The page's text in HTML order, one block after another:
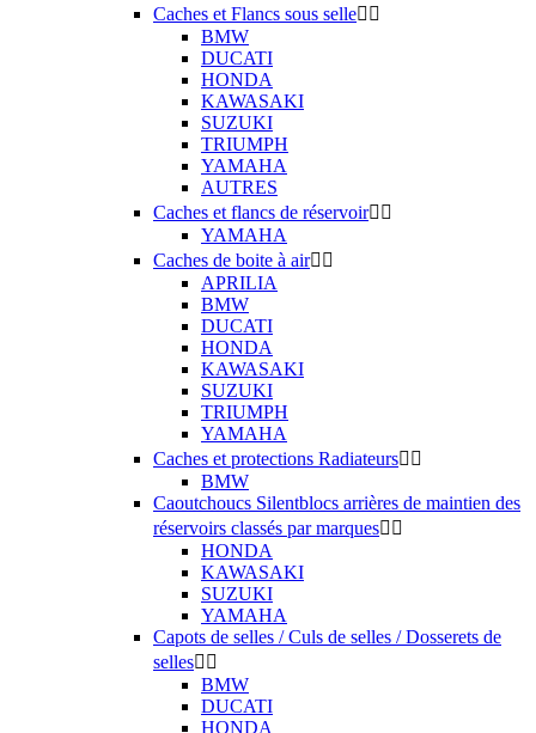
Caches et Flancs sous selle 
BMW
DUCATI
HONDA
KAWASAKI
SUZUKI
TRIUMPH
YAMAHA
AUTRES
Caches et flancs de réservoir 
YAMAHA
Caches de boite à air 
APRILIA
BMW
DUCATI
HONDA
KAWASAKI
SUZUKI
TRIUMPH
YAMAHA
Caches et protections Radiateurs 
BMW
Caoutchoucs Silentblocs arrières de maintien des
réservoirs classés par marques 
HONDA
KAWASAKI
SUZUKI
YAMAHA
Capots de selles / Culs de selles / Dosserets de
selles 
BMW
DUCATI
HONDA